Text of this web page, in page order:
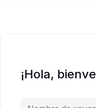
¡Hola,